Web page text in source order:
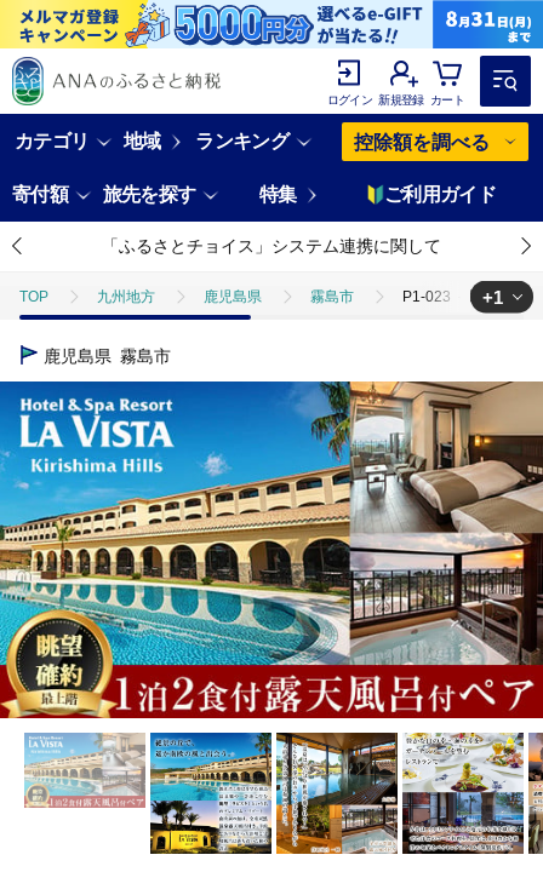
ログイン 新規登録 カート
カテゴリ 地域 ランキング 控除額を調べる
寄付額 旅先を探す 特集 ご利用ガイド
「ふるさとチョイス」システム連携に関して
TOP 九州地方 鹿児島県 霧島市 P1-023 ＜眺望確約
TOP
+1
鹿児島県 霧島市